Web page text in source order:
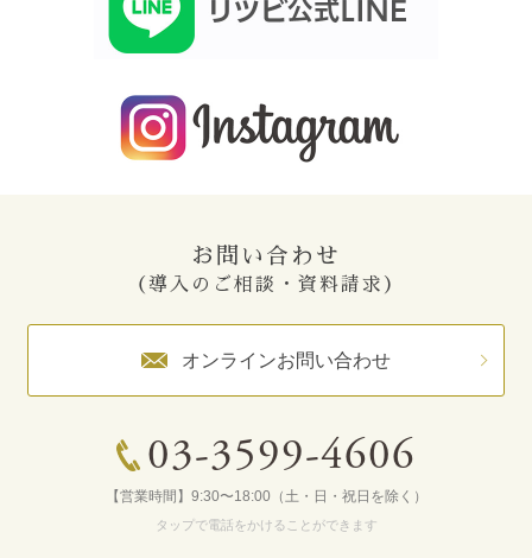
お問い合わせ
（導入のご相談・資料請求）
オンラインお問い合わせ
03-3599-4606
【営業時間】9:30〜18:00（土・日・祝日を除く）
タップで電話をかけることができます